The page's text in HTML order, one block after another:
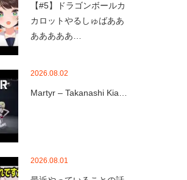
【#5】ドラゴンボールカ
カロットやるしゅばああ
あああああ…
2026.08.02
Martyr – Takanashi Kia…
2026.08.01